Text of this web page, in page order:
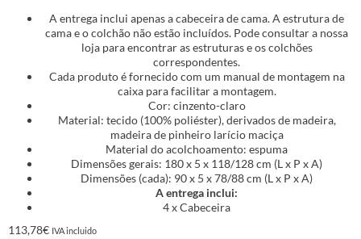
A entrega inclui apenas a cabeceira de cama. A estrutura de
cama e o colchão não estão incluídos. Pode consultar a nossa
loja para encontrar as estruturas e os colchões
correspondentes.
Cada produto é fornecido com um manual de montagem na
caixa para facilitar a montagem.
Cor: cinzento-claro
Material: tecido (100% poliéster), derivados de madeira,
madeira de pinheiro larício maciça
Material do acolchoamento: espuma
Dimensões gerais: 180 x 5 x 118/128 cm (L x P x A)
Dimensões (cada): 90 x 5 x 78/88 cm (L x P x A)
A entrega inclui:
4 x Cabeceira
113,78€ IVA incluido